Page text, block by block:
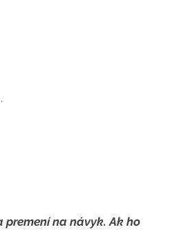
premení na návyk. Ak ho